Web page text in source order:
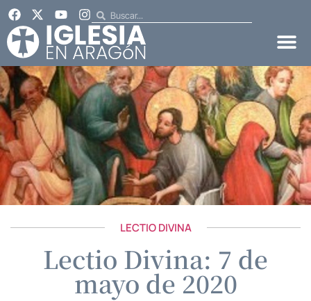
LECTIO DIVINA
Lectio Divina: 7 de
mayo de 2020